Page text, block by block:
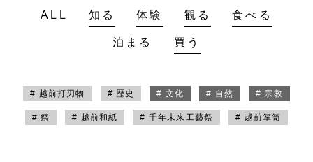
ALL 知る 体験 観る 食べる
泊まる 買う
# 越前打刃物 # 歴史 # 文化 # 自然 # 宗教
# 祭 # 越前和紙 # 千年未来工藝祭 # 越前箪笥